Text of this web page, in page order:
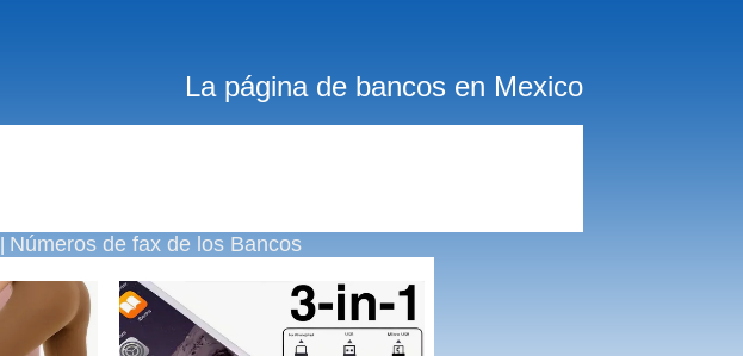
La página de bancos en Mexico
Números de fax de los Bancos